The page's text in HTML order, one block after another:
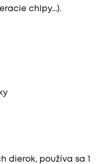
chlpy...).
dierok, používa sa 1